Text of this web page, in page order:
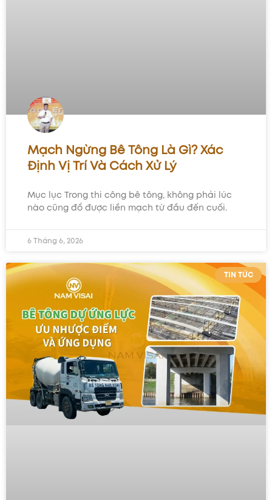
Mạch Ngừng Bê Tông Là Gì? Xác
Định Vị Trí Và Cách Xử Lý
Mục lục Trong thi công bê tông, không phải lúc
nào cũng đổ được liền mạch từ đầu đến cuối.
6 Tháng 6, 2026
TIN TỨC